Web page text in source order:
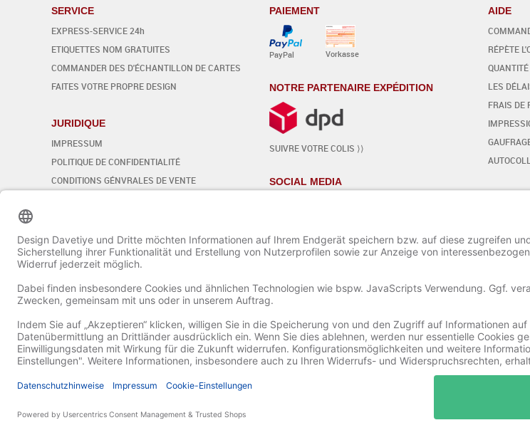
SERVICE
EXPRESS-SERVICE 24h
ETIQUETTES NOM GRATUITES
COMMANDER DES D'ÉCHANTILLON DE CARTES
FAITES VOTRE PROPRE DESIGN
JURIDIQUE
IMPRESSUM
POLITIQUE DE CONFIDENTIALITÉ
CONDITIONS GÉNVRALES DE VENTE
PAIEMENT
PayPal Vorkasse
NOTRE PARTENAIRE EXPÉDITION
SUIVRE VOTRE COLIS ⟩⟩
SOCIAL MEDIA
AIDE
RÉPÈTE
LES
FRAIS DE
INSÉRER
AJOUTER
PROJET
© 2020-2025 Ritali Werbung GmbH. All